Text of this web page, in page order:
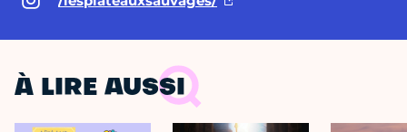
À LIRE AUSSI